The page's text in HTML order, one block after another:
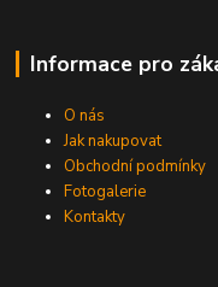
Informace pro
O nás
Jak nakupovat
Obchodní podmínky
Fotogalerie
Kontakty